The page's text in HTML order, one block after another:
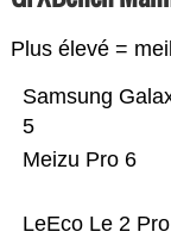
Plus élevé =
LeEco Le 2 Pro
Meizu Pro 6
Samsung
5